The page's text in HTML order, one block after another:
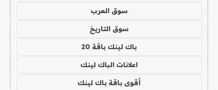
سوق العرب
سوق التاريخ
باك لينك باقة 20
اعلانات الباك لينك
أقوى باقة باك لينك